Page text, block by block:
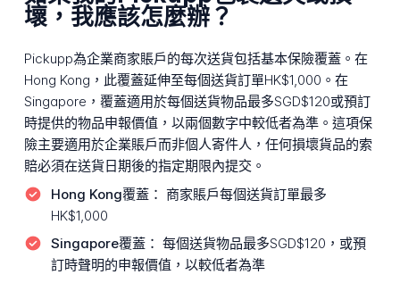
壞，我應該怎麼辦？
Pickupp為企業商家賬戶的每次送貨包括基本保險覆蓋。在
Hong Kong，此覆蓋延伸至每個送貨訂單HK$1,000。在
Singapore，覆蓋適用於每個送貨物品最多SGD$120或預訂
時提供的物品申報價值，以兩個數字中較低者為準。這項保
險主要適用於企業賬戶而非個人寄件人，任何損壞貨品的索
賠必須在送貨日期後的指定期限內提交。
Hong Kong覆蓋： 商家賬戶每個送貨訂單最多
HK$1,000
Singapore覆蓋： 每個送貨物品最多SGD$120，或預
訂時聲明的申報價值，以較低者為準